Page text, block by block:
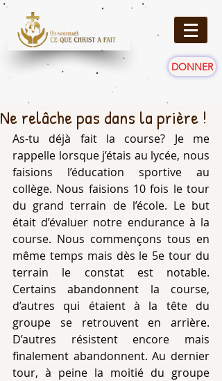
DONNER
Ne relâche pas dans la prière !
As-tu déjà fait la course? Je me
rappelle lorsque j’étais au lycée, nous
faisions l’éducation sportive au
collège. Nous faisions 10 fois le tour
du grand terrain de l’école. Le but
était d’évaluer notre endurance à la
course. Nous commençons tous en
même temps mais dès le 5e tour du
terrain le constat est notable.
Certains abandonnent la course,
d’autres qui étaient à la tête du
groupe se retrouvent en arrière.
D’autres résistent encore mais
finalement abandonnent. Au dernier
tour, à peine la moitié du groupe